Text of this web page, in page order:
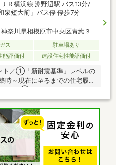
ＪＲ横浜線 淵野辺駅 バス13分/
和泉短大前」バス停 停歩7分
神奈川県相模原市中央区青葉３
ス
駐車場あり
能評価付 建設住宅性能評価付
ト／①「新耐震基準」レベルの
～現在に至るまでの住宅履歴
そのまま引き継ぐことが可能
険付保可能。物件の詳細情報
い。●2021年9月築、積水ハウ
ルサ】●【設計・建設】住宅性
新築時)●木造2階建て「3LDK＋
システム搭載(3.8kw)●LDKは約
接◎